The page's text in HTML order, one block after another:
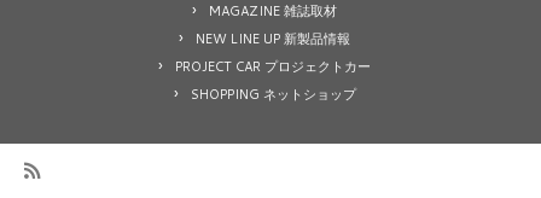
MAGAZINE 雑誌取材
NEW LINE UP 新製品情報
PROJECT CAR プロジェクトカー
SHOPPING ネットショップ